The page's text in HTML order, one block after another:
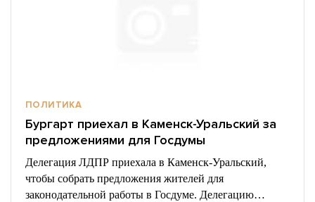
ПОЛИТИКА
Бургарт приехал в Каменск-Уральский за
предложениями для Госдумы
Делегация ЛДПР приехала в Каменск-Уральский,
чтобы собрать предложения жителей для
законодательной работы в Госдуме. Делегацию…